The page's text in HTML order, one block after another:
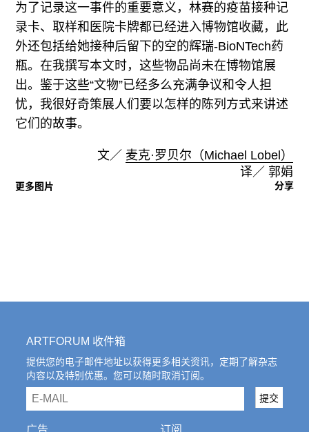
为了记录这一事件的重要意义，林赛的疫苗接种记
录卡、取样和医院卡牌都已经进入博物馆收藏，此
外还包括给她接种后留下的空的辉瑞-BioNTech药
瓶。在我撰写本文时，这些物品尚未在博物馆展
出。鉴于这些“文物”已经多么充满争议和令人担
忧，我很好奇策展人们要以怎样的陈列方式来讲述
它们的故事。
文／ 麦克·罗贝尔（Michael Lobel）
译／ 郭娟
更多图片 分享
ARTFORUM 收件箱
提供您的电子邮件地址以获得更多相关资讯，定期了解杂志
内容以及特别优惠。您可以随时取消订阅。
email 提交
广告 订阅